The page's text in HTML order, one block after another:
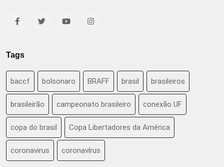
Tags
baccf bolsonaro BRAFF brasil brasileiros
brasileirão campeonato brasileiro conexão UF
copa do brasil Copa Libertadores da América
coronavirus coronavírus